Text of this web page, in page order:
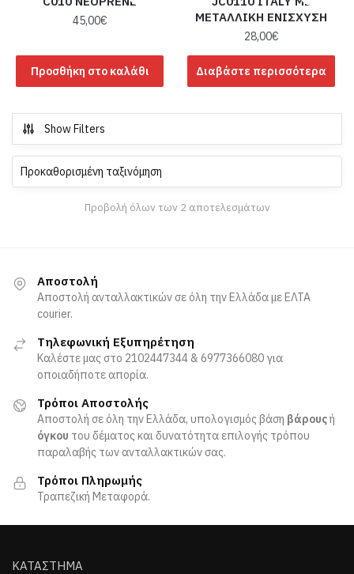
45,00€
Προσθήκη στο καλάθι
ΜΕΤΑΛΛΙΚΗ ΕΝΙΣΧΥΣΗ
28,00€
Διαβάστε περισσότερα
Show Filters
Προβολή όλων των 2 αποτελεσμάτων
Αποστολή
Αποστολή ανταλλακτικών σε όλη την Ελλάδα με ΕΛΤΑ
courier.
Τηλεφωνική Εξυπηρέτηση
Καλέστε μας στο 2102447344 & 6977366080 για
οποιαδήποτε απορία.
Τρόποι Αποστολής
Αποστολή σε όλη την Ελλάδα, υπολογισμός βάση βάρουςή
όγκου του δέματος και δυνατότητα επιλογής τρόπου
παραλαβής των ανταλλακτικών σας.
Τρόποι Πληρωμής
Τραπεζική Μεταφορά.
ΚΑΤΑΣΤΗΜΑ